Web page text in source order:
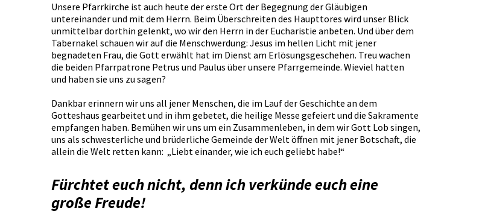
Unsere Pfarrkirche ist auch heute der erste Ort der Begegnung der Gläubigen
untereinander und mit dem Herrn. Beim Überschreiten des Haupttores wird unser Blick
unmittelbar dorthin gelenkt, wo wir den Herrn in der Eucharistie anbeten. Und über dem
Tabernakel schauen wir auf die Menschwerdung: Jesus im hellen Licht mit jener
begnadeten Frau, die Gott erwählt hat im Dienst am Erlösungsgeschehen. Treu wachen
die beiden Pfarrpatrone Petrus und Paulus über unsere Pfarrgemeinde. Wieviel hatten
und haben sie uns zu sagen?
Dankbar erinnern wir uns all jener Menschen, die im Lauf der Geschichte an dem
Gotteshaus gearbeitet und in ihm gebetet, die heilige Messe gefeiert und die Sakramente
empfangen haben. Bemühen wir uns um ein Zusammenleben, in dem wir Gott Lob singen,
uns als schwesterliche und brüderliche Gemeinde der Welt öffnen mit jener Botschaft, die
allein die Welt retten kann: „Liebt einander, wie ich euch geliebt habe!“
Fürchtet euch nicht, denn ich verkünde euch eine
große Freude!